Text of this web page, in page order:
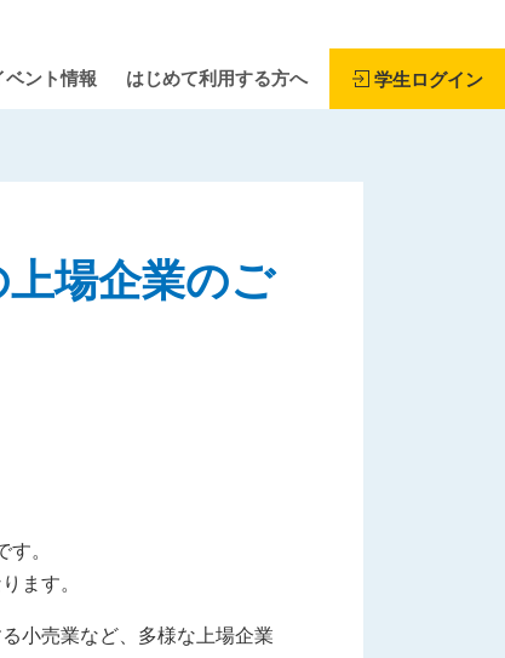
ベント情報 はじめて利用する方へ 学生ログイン
上場企業のご
。
ます。
小売業など、多様な上場企業